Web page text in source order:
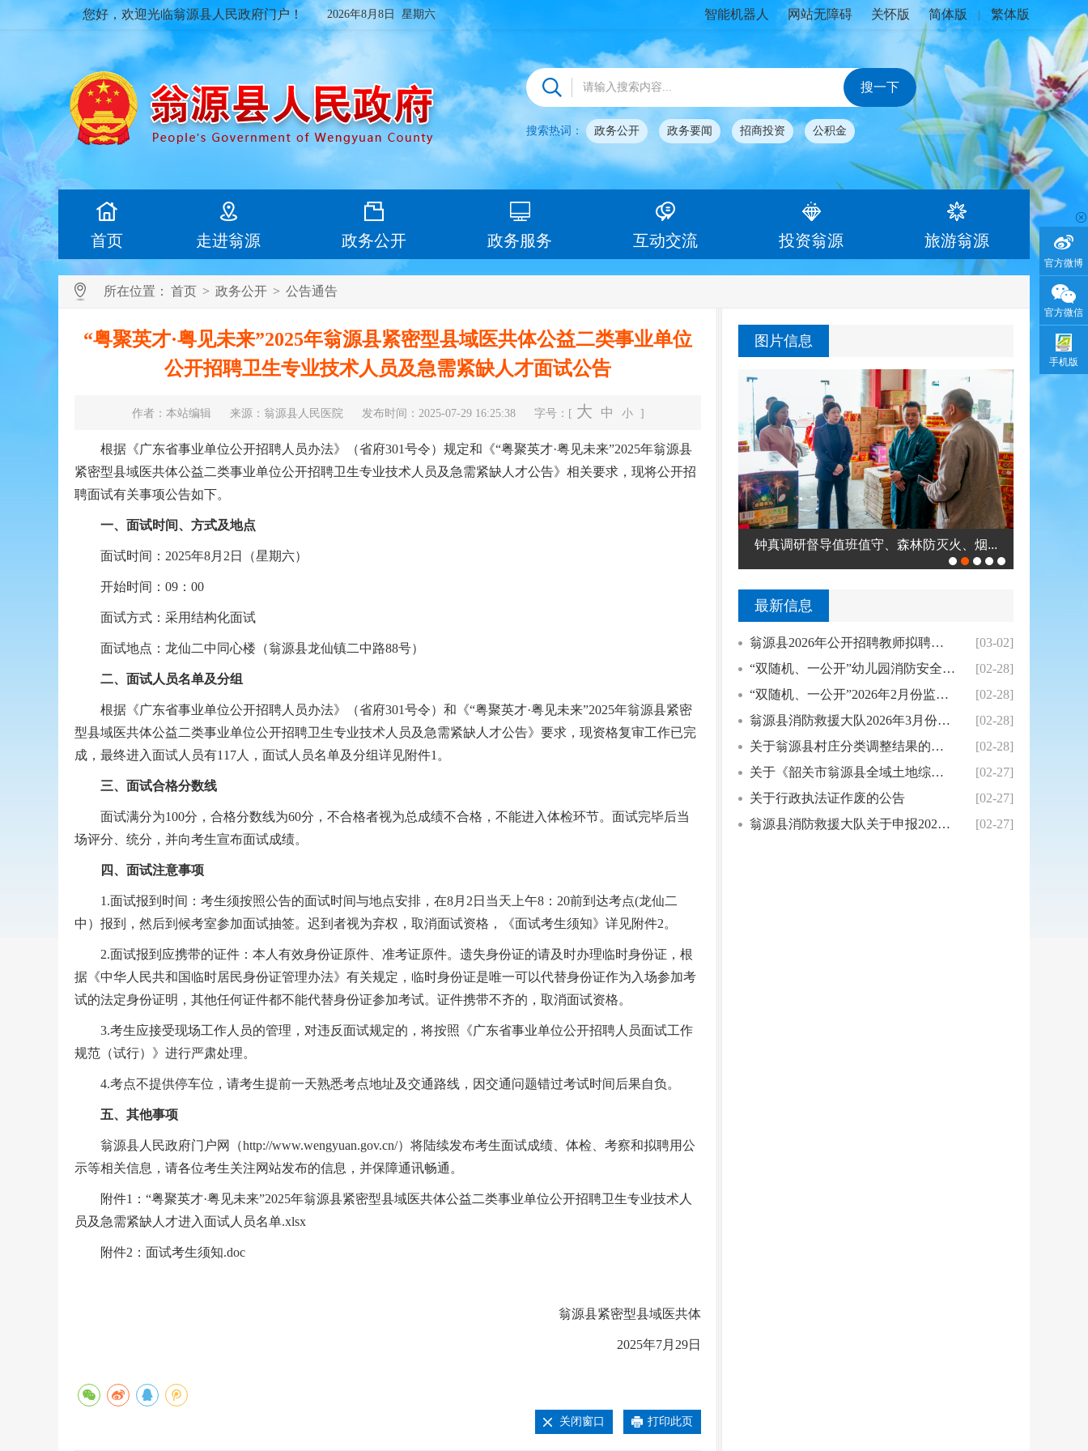
官方微博
官方微信
手机版
您好，欢迎光临翁源县人民政府门户！ 2026年8月8日 星期六 智能机器人 网站无障碍 关怀版 简体版 繁体版
搜索热词： 政务公开 政务要闻 招商投资 公积金
首页 走进翁源 政务公开 政务服务 互动交流 投资翁源 旅游翁源
所在位置： 首页 > 政务公开 > 公告通告
“粤聚英才·粤见未来”2025年翁源县紧密型县域医共体公益二类事业单位
公开招聘卫生专业技术人员及急需紧缺人才面试公告
作者：本站编辑 来源：翁源县人民医院 发布时间：2025-07-29 16:25:38 字号：[ 大 中 小 ]
根据《广东省事业单位公开招聘人员办法》（省府301号令）规定和《“粤聚英才·粤见未来”2025年翁源县
紧密型县域医共体公益二类事业单位公开招聘卫生专业技术人员及急需紧缺人才公告》相关要求，现将公开招
聘面试有关事项公告如下。
一、 面试时间、方式及地点
面试时间：2025年8月2日（星期六）
开始时间：09：00
面试方式：采用结构化面试
面试地点：龙仙二中同心楼（翁源县龙仙镇二中路88号）
二、 面试人员名单及分组
根据《广东省事业单位公开招聘人员办法》（省府301号令）和《“粤聚英才·粤见未来”2025年翁源县紧密
型县域医共体公益二类事业单位公开招聘卫生专业技术人员及急需紧缺人才公告》要求，现资格复审工作已完
成，最终进入面试人员有117人，面试人员名单及分组详见附件1。
三、面试合格分数线
面试满分为100分，合格分数线为60分，不合格者视为总成绩不合格，不能进入体检环节。面试完毕后当
场评分、统分，并向考生宣布面试成绩。
四、面试注意事项
1.面试报到时间：考生须按照公告的面试时间与地点安排，在8月2日当天上午8：20前到达考点(龙仙二
中）报到，然后到候考室参加面试抽签。迟到者视为弃权，取消面试资格，《面试考生须知》详见附件2。
2.面试报到应携带的证件：本人有效身份证原件、准考证原件。遗失身份证的请及时办理临时身份证，根
据《中华人民共和国临时居民身份证管理办法》有关规定，临时身份证是唯一可以代替身份证作为入场参加考
试的法定身份证明，其他任何证件都不能代替身份证参加考试。证件携带不齐的，取消面试资格。
3.考生应接受现场工作人员的管理，对违反面试规定的，将按照《广东省事业单位公开招聘人员面试工作
规范（试行）》进行严肃处理。
4.考点不提供停车位，请考生提前一天熟悉考点地址及交通路线，因交通问题错过考试时间后果自负。
五、其他事项
翁源县人民政府门户网（http://www.wengyuan.gov.cn/）将陆续发布考生面试成绩、体检、考察和拟聘用公
示等相关信息，请各位考生关注网站发布的信息，并保障通讯畅通。
附件1：“粤聚英才·粤见未来”2025年翁源县紧密型县域医共体公益二类事业单位公开招聘卫生专业技术人
员及急需紧缺人才进入面试人员名单.xlsx
附件2：面试考生须知.doc
翁源县紧密型县域医共体
2025年7月29日
关闭窗口 打印此页
图片信息
钟真调研督导值班值守、森林防灭火、烟...
最新信息
翁源县2026年公开招聘教师拟聘用人员公示（...
[03-02]
“双随机、一公开”幼儿园消防安全专项整治2月...
[02-28]
“双随机、一公开”2026年2月份监督抽查结...
[02-28]
翁源县消防救援大队2026年3月份县级“双随...
[02-28]
关于翁源县村庄分类调整结果的公示
[02-28]
关于《韶关市翁源县全域土地综合整治实施方案（...
[02-27]
关于行政执法证作废的公告
[02-27]
翁源县消防救援大队关于申报2026年度消防安...
[02-27]